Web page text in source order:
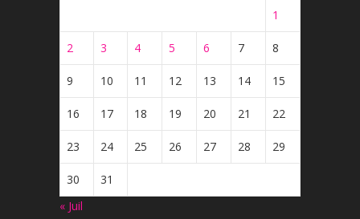
1
2 3 4 5 6 7 8
9 10 11 12 13 14 15
16 17 18 19 20 21 22
23 24 25 26 27 28 29
30
31
« Juil